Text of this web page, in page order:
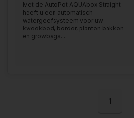
Met de AutoPot AQUAbox Straight
heeft u een automatisch
watergeefsysteem voor uw
kweekbed, border, planten bakken
en growbags....
1